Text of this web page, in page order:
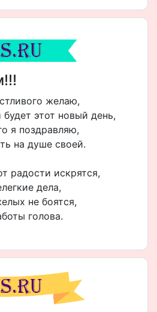
желаю,
этот новый день,
я поздравляю,
на душе своей.
радости искрятся,
дела,
не боятся,
голова.